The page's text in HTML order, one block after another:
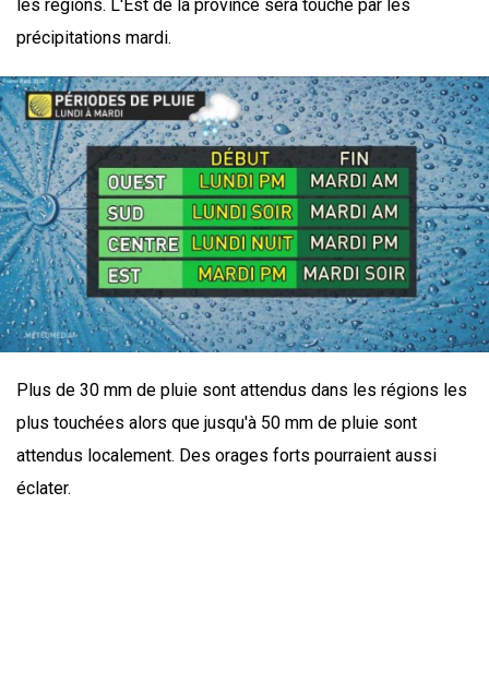
les régions. L'Est de la province sera touché par les
précipitations mardi.
Plus de 30 mm de pluie sont attendus dans les régions les
plus touchées alors que jusqu'à 50 mm de pluie sont
attendus localement. Des orages forts pourraient aussi
éclater.